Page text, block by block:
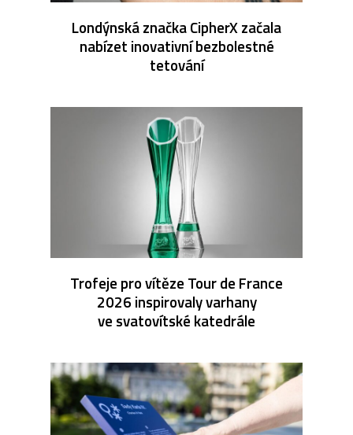
Londýnská značka CipherX začala
nabízet inovativní bezbolestné
tetování
Trofeje pro vítěze Tour de France
2026 inspirovaly varhany
ve svatovítské katedrále